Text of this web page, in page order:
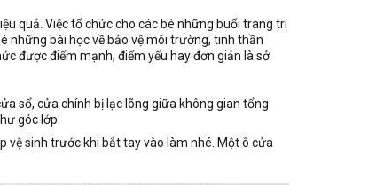
quả. Việc tổ chức cho các bé những buổi trang trí
những bài học về bảo vệ môi trường, tinh thần
được điểm mạnh, điểm yếu hay đơn giản là sở
sổ, cửa chính bị lạc lõng giữa không gian tổng
góc lớp.
vệ sinh trước khi bắt tay vào làm nhé. Một ô cửa